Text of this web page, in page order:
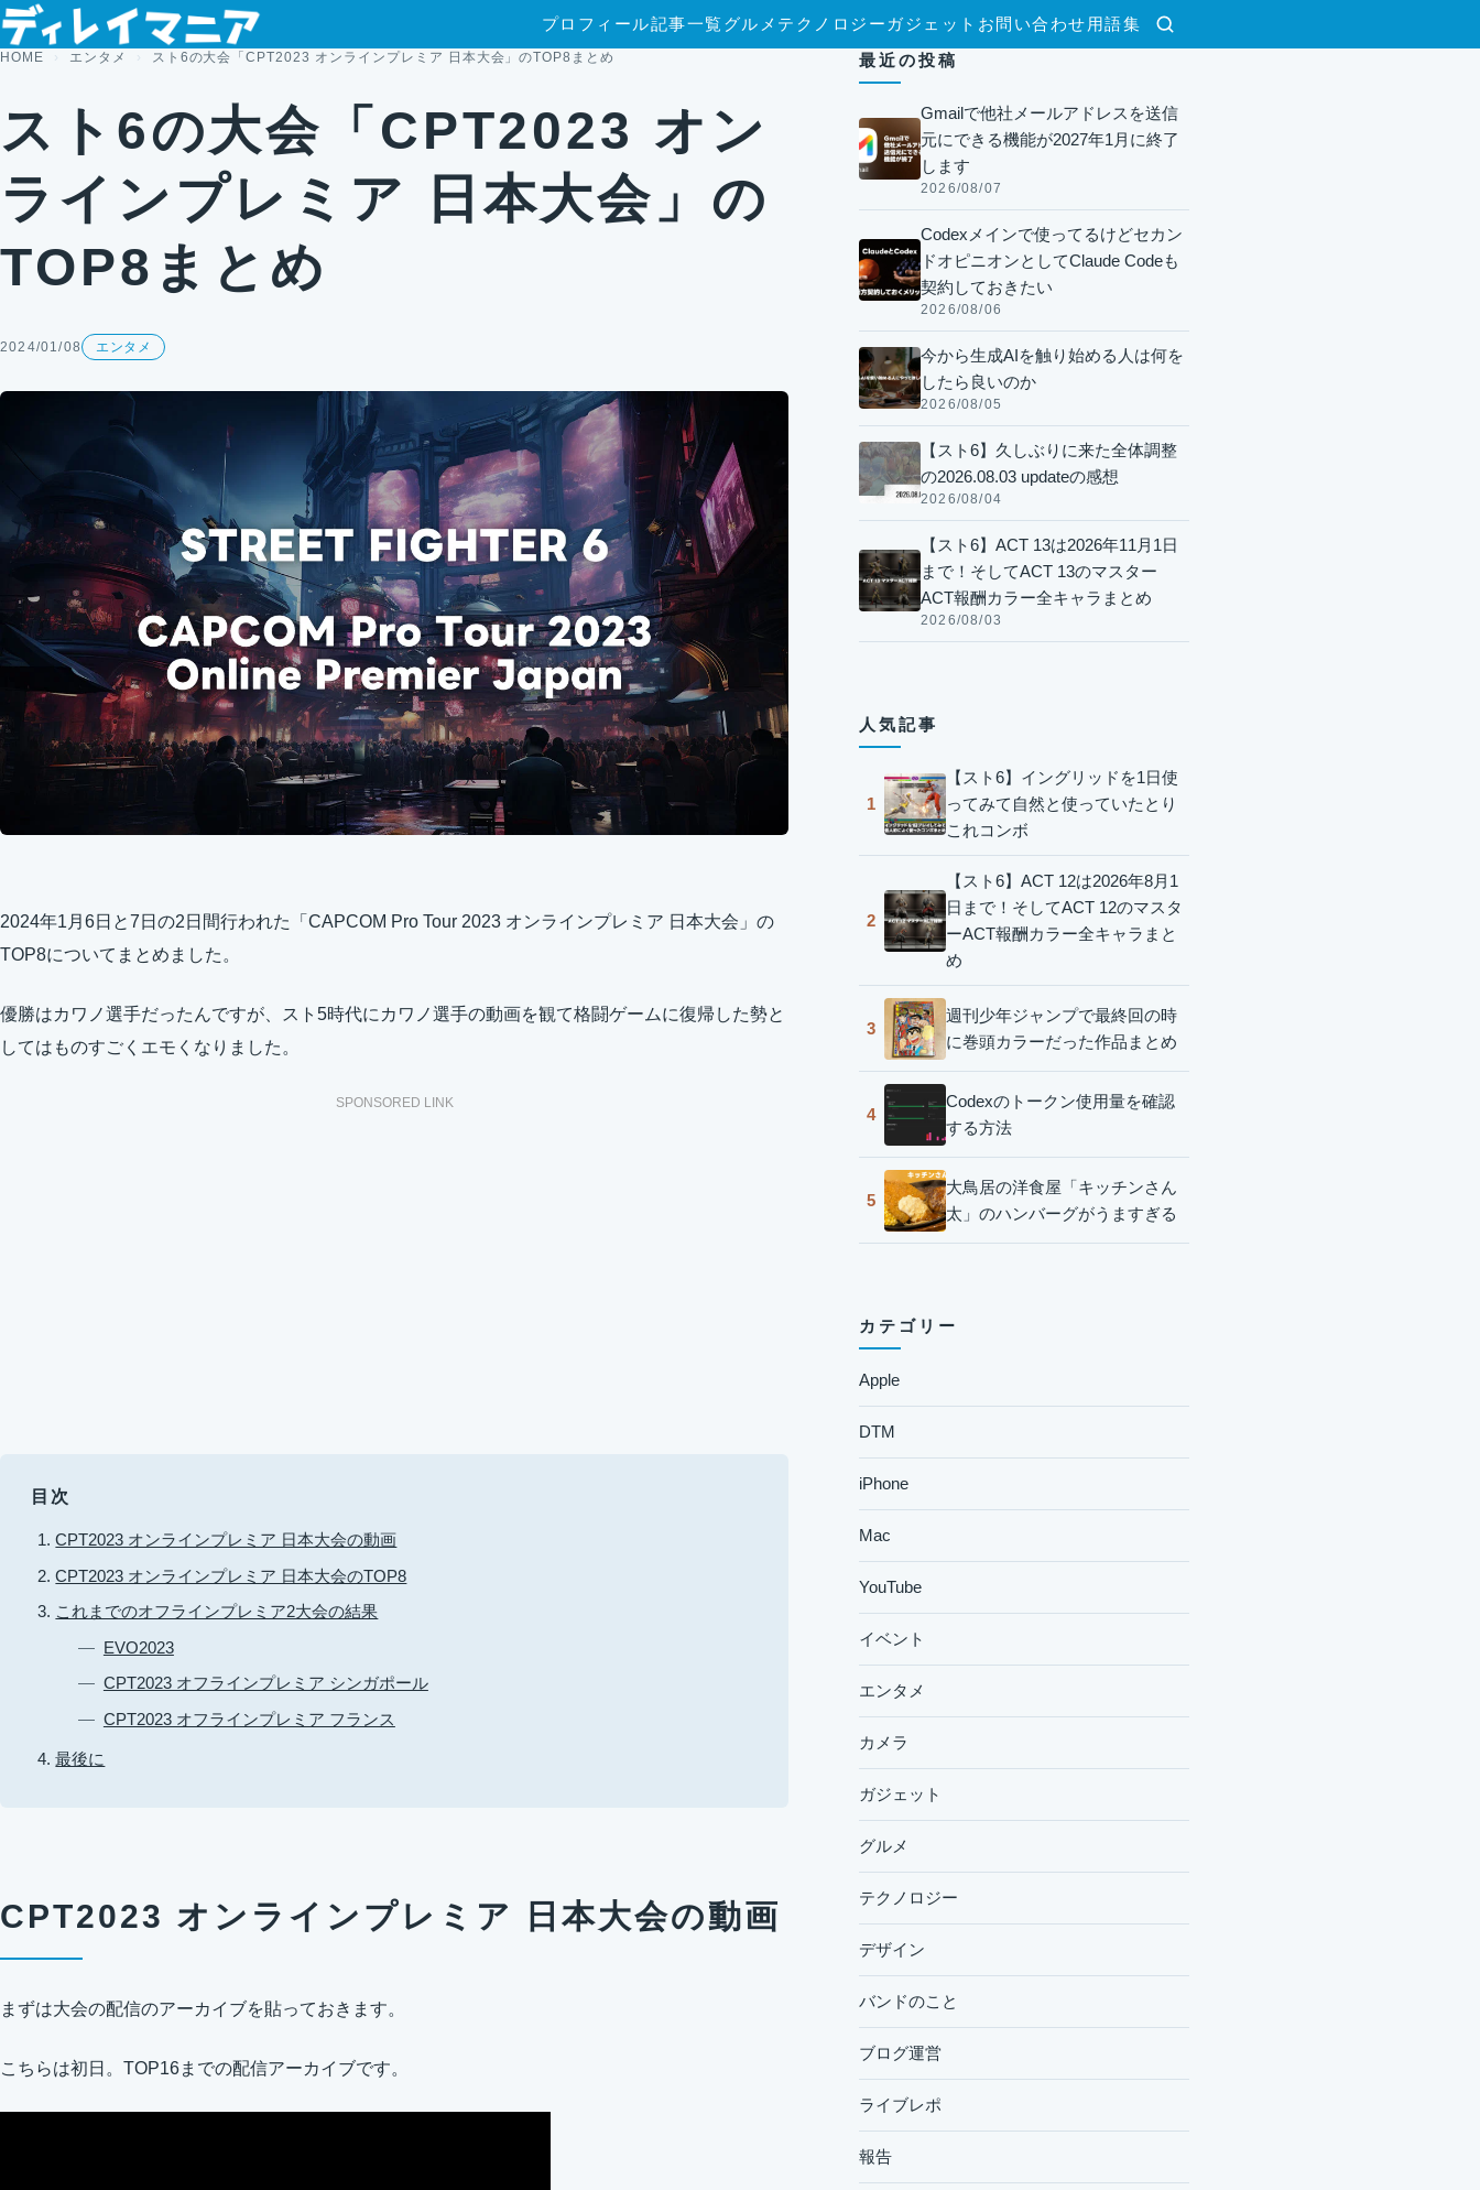
コンテンツへスキップ
検索
プロフィール記事一覧グルメ テクノロジー ガジェット お問い合わせ 用語集
HOME エンタメ スト6の大会「CPT2023 オンラインプレミア 日本大会」のTOP8まとめ
スト6の大会「CPT2023 オン
ラインプレミア 日本大会」の
TOP8まとめ
2024/01/08 エンタメ
2024年1月6日と7日の2日間行われた「CAPCOM Pro Tour 2023 オンラインプレミア 日本大会」の
TOP8についてまとめました。
優勝はカワノ選手だったんですが、スト5時代にカワノ選手の動画を観て格闘ゲームに復帰した勢と
してはものすごくエモくなりました。
SPONSORED LINK
目次
CPT2023 オンラインプレミア 日本大会の動画
CPT2023 オンラインプレミア 日本大会のTOP8
これまでのオフラインプレミア2大会の結果
EVO2023
CPT2023 オフラインプレミア シンガポール
CPT2023 オフラインプレミア フランス
最後に
CPT2023 オンラインプレミア 日本大会の動画
まずは大会の配信のアーカイブを貼っておきます。
こちらは初日。TOP16までの配信アーカイブです。
最近の投稿
Gmailで他社メールアドレスを送信
元にできる機能が2027年1月に終了
します
2026/08/07
Codexメインで使ってるけどセカン
ドオピニオンとしてClaude Codeも
契約しておきたい
2026/08/06
今から生成AIを触り始める人は何を
したら良いのか
2026/08/05
【スト6】久しぶりに来た全体調整
の2026.08.03 updateの感想
2026/08/04
【スト6】ACT 13は2026年11月1日
まで！そしてACT 13のマスター
ACT報酬カラー全キャラまとめ
2026/08/03
人気記事
1
【スト6】イングリッドを1日使
ってみて自然と使っていたとり
これコンボ
2
【スト6】ACT 12は2026年8月1
日まで！そしてACT 12のマスタ
ーACT報酬カラー全キャラまと
め
3
週刊少年ジャンプで最終回の時
に巻頭カラーだった作品まとめ
4
Codexのトークン使用量を確認
する方法
5
大鳥居の洋食屋「キッチンさん
太」のハンバーグがうますぎる
カテゴリー
Apple
DTM
iPhone
Mac
YouTube
イベント
エンタメ
カメラ
ガジェット
グルメ
テクノロジー
デザイン
バンドのこと
ブログ運営
ライブレポ
報告